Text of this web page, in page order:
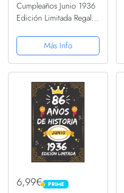
Cumpleaños Junio 1936
Edición Limitada Regalo
PopGrip Intercambiable
Más Info
6,99€ PRIME
PRIME